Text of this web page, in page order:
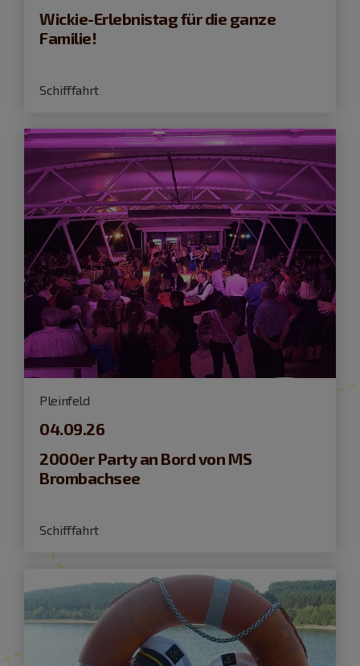
Wickie-Erlebnistag für die ganze
Familie!
Schifffahrt
Pleinfeld
04.09.26
2000er Party an Bord von MS
Brombachsee
Schifffahrt